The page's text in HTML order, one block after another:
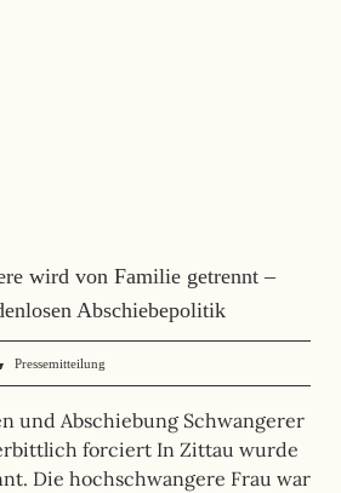
wird von Familie getrennt –
Abschiebepolitik
administrator
Pressemitteilung
und Abschiebung Schwangerer
forciert In Zittau wurde
Die hochschwangere Frau war